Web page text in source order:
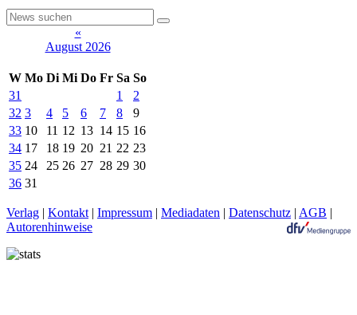
«
August 2026
W Mo Di Mi Do Fr Sa So
31
1
2
32 3 4 5 6 7 8
9
33 10 11 12 13 14 15 16
34 17 18 19 20 21 22 23
35 24 25 26 27 28 29 30
36 31
Verlag | Kontakt | Impressum | Mediadaten | Datenschutz | AGB |
Autorenhinweise